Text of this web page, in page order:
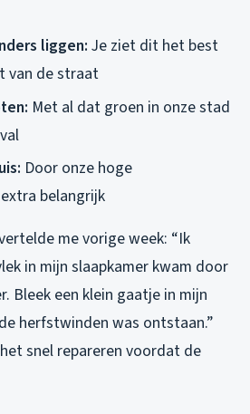
liggen: Je ziet dit het best
van de straat
Met al dat groen in onze stad
Door onze hoge
belangrijk
me vorige week: “Ik
in mijn slaapkamer kwam door
Bleek een klein gaatje in mijn
herfstwinden was ontstaan.”
snel repareren voordat de